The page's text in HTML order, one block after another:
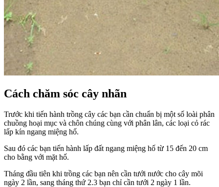
Cách chăm sóc cây nhãn
Trước khi tiến hành trồng cây các bạn cần chuẩn bị một số loài phân
chuồng hoại mục và chôn chúng cùng với phân lân, các loại cỏ rác
lấp kín ngang miệng hố.
Sau đó các bạn tiến hành lấp đất ngang miệng hố từ 15 đến 20 cm
cho bằng với mặt hố.
Tháng đầu tiên khi trồng các bạn nên cần tưới nước cho cây mõi
ngày 2 lần, sang tháng thứ 2.3 bạn chỉ cần tưới 2 ngày 1 lần.